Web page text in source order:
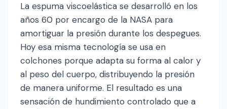
La espuma viscoelástica se desarrolló en los
años 60 por encargo de la NASA para
amortiguar la presión durante los despegues.
Hoy esa misma tecnología se usa en
colchones porque adapta su forma al calor y
al peso del cuerpo, distribuyendo la presión
de manera uniforme. El resultado es una
sensación de hundimiento controlado que a